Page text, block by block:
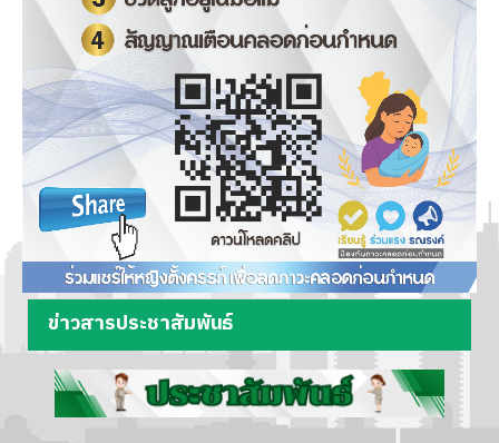
ข่าวสารประชาสัมพันธ์